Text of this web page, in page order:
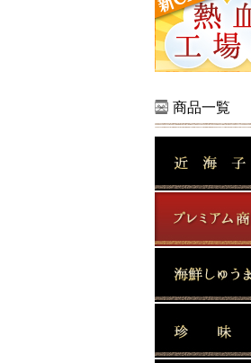
商品一覧